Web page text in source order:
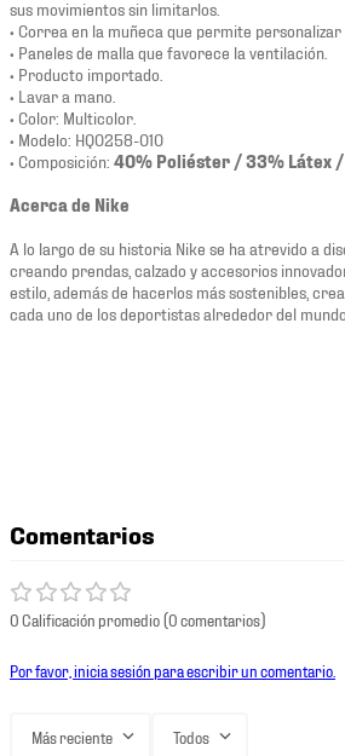
sus movimientos sin limitarlos.
• Correa en la muñeca que permite personalizar
• Paneles de malla que favorece la ventilación.
• Producto importado.
• Lavar a mano.
• Color: Multicolor.
• Modelo: HQ0258-010
• Composición: 40% Poliéster / 33% Látex /
Acerca de Nike
A lo largo de su historia Nike se ha atrevido a
creando prendas, calzado y accesorios
estilo, además de hacerlos más sostenibles,
cada uno de los deportistas alrededor del mundo.
Comentarios
0 Calificación promedio(0 comentarios)
Por favor, inicia sesión para escribir un comentario.
Más reciente Todos